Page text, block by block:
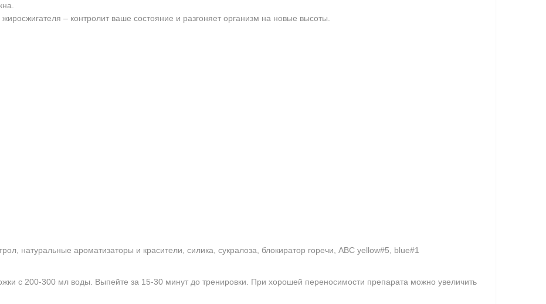
– контролит ваше состояние и разгоняет организм на новые высоты.
натуральные ароматизаторы и красители, силика, сукралоза, блокиратор горечи, АВС yellow#5, blue#1
с 200-300 мл воды. Выпейте за 15-30 минут до тренировки. При хорошей переносимости препарата можно увеличить